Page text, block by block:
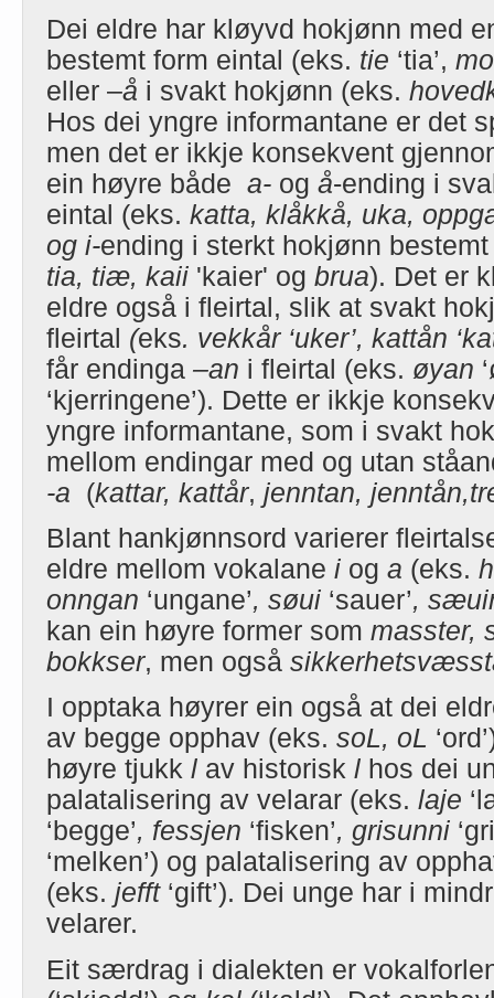
Dei eldre har kløyvd hokjønn med
bestemt form eintal (eks. tie ‘tia’,
eller –å i svakt hokjønn (eks.
Hos dei yngre informantane er det
men det er ikkje konsekvent
ein høyre bådea- ogå-ending i
eintal (eks.katta, klåkkå, uka,
og i-ending i sterkt hokjønn
tia, tiæ, kaii 'kaier' ogbrua). Det er
eldre også i fleirtal, slik at svakt
fleirtal (eks. vekkår ‘uker’,kattån
får endinga–an i fleirtal (eks. øyan
‘kjerringene’). Dette er ikkje
yngre informantane, som i svakt
mellom endingar med og utan
-a (kattar,kattår,jenntan, jenntån,
Blant hankjønnsord varierer
eldre mellom vokalanei oga (eks.
onngan ‘ungane’, søui ‘sauer’,
kan ein høyre former sommasster,
bokkser, men også
I opptaka høyrer ein også at dei
av begge opphav (eks.soL, oL
høyre tjukkl av historiskl hos dei
palatalisering av velarar (eks.laje
‘begge’, fessjen ‘fisken’, grisunni
‘melken’) og palatalisering av
(eks.jefft ‘gift’). Dei unge har i
velarer.
Eit særdrag i dialekten er